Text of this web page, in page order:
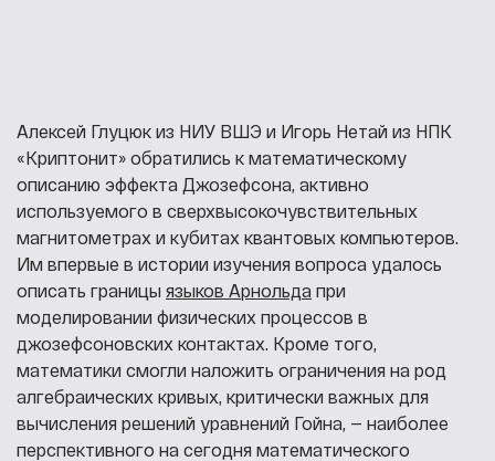
Алексей Глуцюк из НИУ ВШЭ и Игорь Нетай из НПК
«Криптонит» обратились к математическому
описанию эффекта Джозефсона, активно
используемого в сверхвысокочувствительных
магнитометрах и кубитах квантовых компьютеров.
Им впервые в истории изучения вопроса удалось
описать границы языков Арнольда при
моделировании физических процессов в
джозефсоновских контактах. Кроме того,
математики смогли наложить ограничения на род
алгебраических кривых, критически важных для
вычисления решений уравнений Гойна, — наиболее
перспективного на сегодня математического